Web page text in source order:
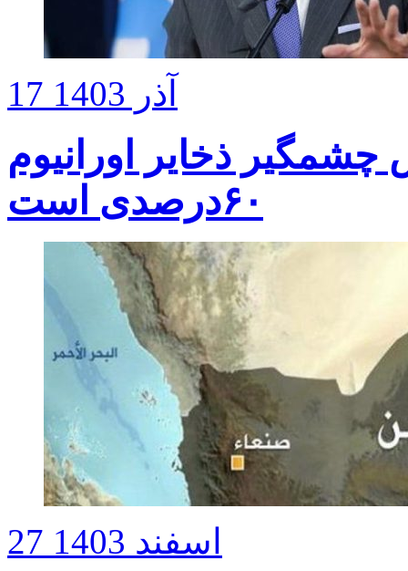
17 آذر 1403
ذخایر اورانیوم
۶۰درصدی است
27 اسفند 1403